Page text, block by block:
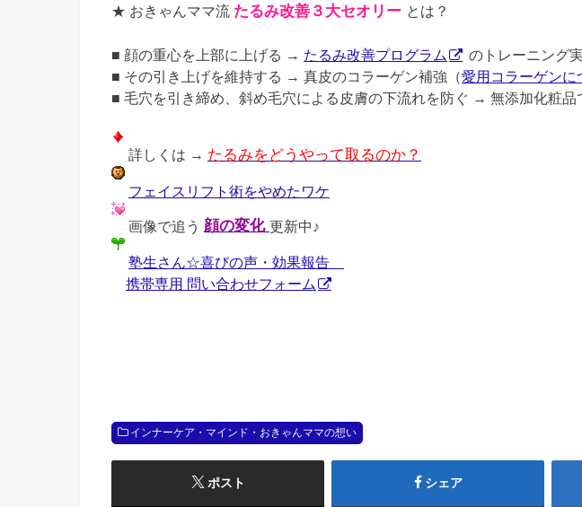
★ おきゃんママ流 たるみ改善３大セオリー とは？
■ 顔の重心を上部に上げる → たるみ改善プログラム
のトレーニング
■ その引き上げを維持する → 真皮のコラーゲン補強（愛用コラーゲンに
■ 毛穴を引き締め、斜め毛穴による皮膚の下流れを防ぐ → 無添加化粧品
詳しくは → たるみをどうやって取るのか？
フェイスリフト術をやめたワケ
画像で追う 顔の変化 更新中♪
塾生さん☆喜びの声・効果報告
携帯専用 問い合わせフォーム
インナーケア・マインド・おきゃんママの想い
ポスト シェア